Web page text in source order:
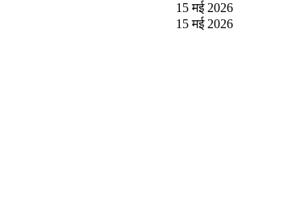
15 मई 2026
15 मई 2026